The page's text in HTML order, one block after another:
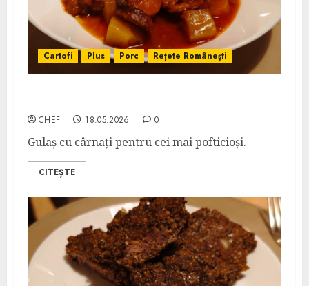
Cartofi Plus Porc Rețete Românești
CHEF 18.05.2026 0
Gulaș cu cârnați pentru cei mai pofticioși.
CITEȘTE